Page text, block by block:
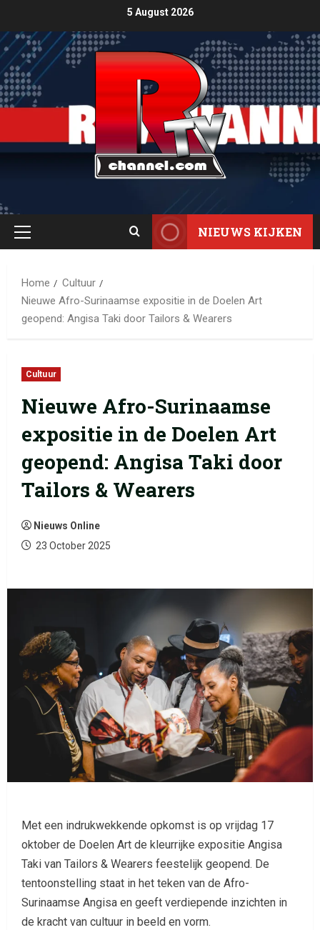
5 August 2026
NIEUWS KIJKEN
Home
Cultuur
Nieuwe Afro-Surinaamse expositie in de Doelen Art
geopend: Angisa Taki door Tailors & Wearers
Cultuur
Nieuwe Afro-Surinaamse
expositie in de Doelen Art
geopend: Angisa Taki door
Tailors & Wearers
Nieuws Online
23 October 2025
Met een indrukwekkende opkomst is op vrijdag 17
oktober de Doelen Art de kleurrijke expositie Angisa
Taki van Tailors & Wearers feestelijk geopend. De
tentoonstelling staat in het teken van de Afro-
Surinaamse Angisa en geeft verdiepende inzichten in
de kracht van cultuur in beeld en vorm.